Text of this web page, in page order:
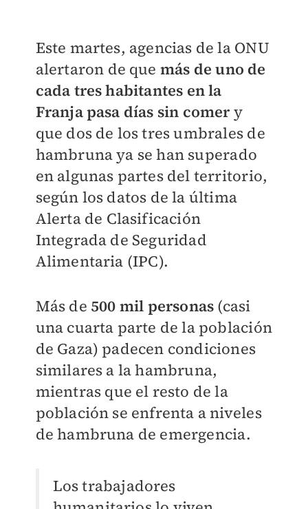
Este martes, agencias de la ONU
alertaron de que más de uno de
cada tres habitantes en la
Franja pasa días sin comery
que dos de los tres umbrales de
hambruna ya se han superado
en algunas partes del territorio,
según los datos de la última
Alerta de Clasificación
Integrada de Seguridad
Alimentaria (IPC).
Más de 500 mil personas (casi
una cuarta parte de la población
de Gaza) padecen condiciones
similares a la hambruna,
mientras que el resto de la
población se enfrenta a niveles
de hambruna de emergencia.
Los trabajadores